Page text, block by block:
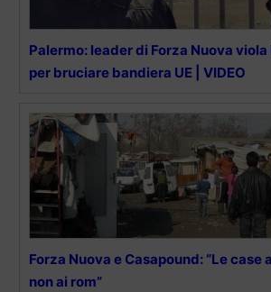
Palermo: leader di Forza Nuova
per bruciare bandiera UE | VIDEO
Forza Nuova e Casapound: “Le case
non ai rom”